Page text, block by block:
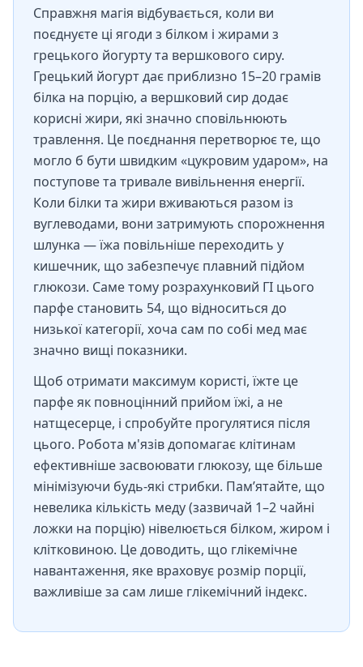
Справжня магія відбувається, коли ви
поєднуєте ці ягоди з білком і жирами з
грецького йогурту та вершкового сиру.
Грецький йогурт дає приблизно 15–20 грамів
білка на порцію, а вершковий сир додає
корисні жири, які значно сповільнюють
травлення. Це поєднання перетворює те, що
могло б бути швидким «цукровим ударом», на
поступове та тривале вивільнення енергії.
Коли білки та жири вживаються разом із
вуглеводами, вони затримують спорожнення
шлунка — їжа повільніше переходить у
кишечник, що забезпечує плавний підйом
глюкози. Саме тому розрахунковий ГІ цього
парфе становить 54, що відноситься до
низької категорії, хоча сам по собі мед має
значно вищі показники.
Щоб отримати максимум користі, їжте це
парфе як повноцінний прийом їжі, а не
натщесерце, і спробуйте прогулятися після
цього. Робота м'язів допомагає клітинам
ефективніше засвоювати глюкозу, ще більше
мінімізуючи будь-які стрибки. Пам’ятайте, що
невелика кількість меду (зазвичай 1–2 чайні
ложки на порцію) нівелюється білком, жиром і
клітковиною. Це доводить, що глікемічне
навантаження, яке враховує розмір порції,
важливіше за сам лише глікемічний індекс.